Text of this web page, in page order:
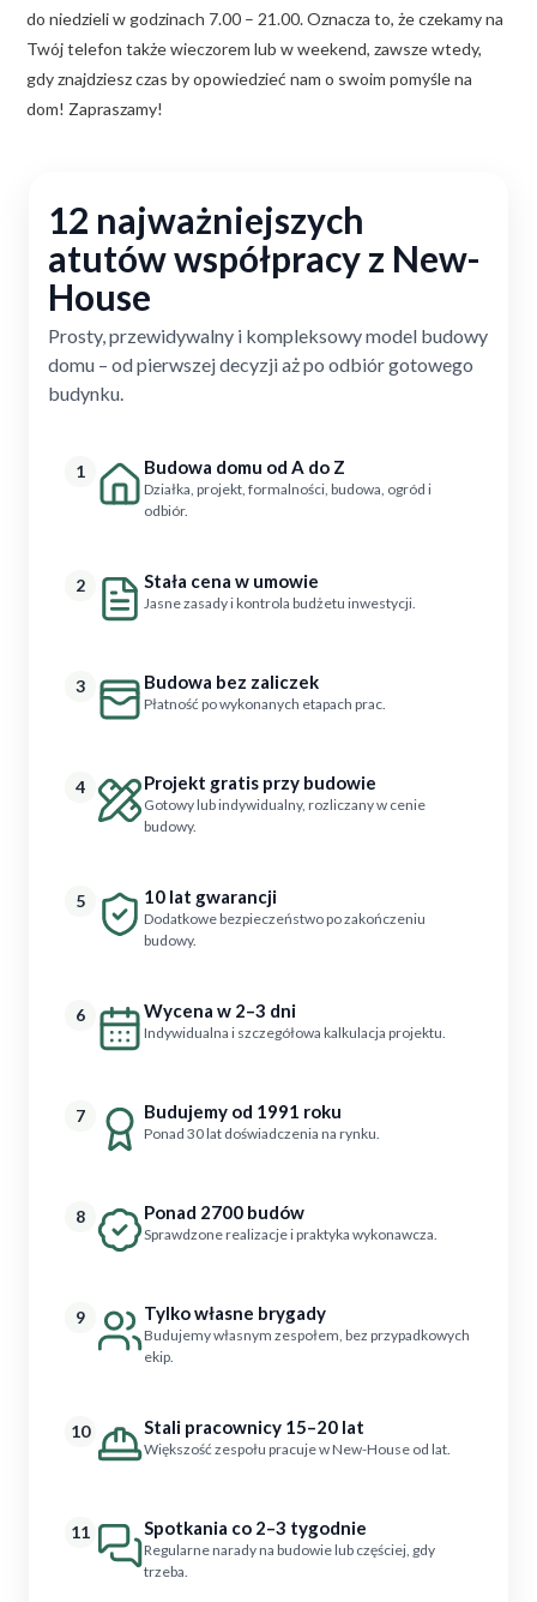
do niedzieli w godzinach 7.00 – 21.00. Oznacza to, że czekamy na
Twój telefon także wieczorem lub w weekend, zawsze wtedy,
gdy znajdziesz czas by opowiedzieć nam o swoim pomyśle na
dom! Zapraszamy!
12 najważniejszych
atutów współpracy z New-
House
Prosty, przewidywalny i kompleksowy model budowy
domu – od pierwszej decyzji aż po odbiór gotowego
budynku.
1 Budowa domu od A do Z
Działka, projekt, formalności, budowa, ogród i
odbiór.
2 Stała cena w umowie
Jasne zasady i kontrola budżetu inwestycji.
3 Budowa bez zaliczek
Płatność po wykonanych etapach prac.
4 Projekt gratis przy budowie
Gotowy lub indywidualny, rozliczany w cenie
budowy.
5 10 lat gwarancji
Dodatkowe bezpieczeństwo po zakończeniu
budowy.
6 Wycena w 2–3 dni
Indywidualna i szczegółowa kalkulacja projektu.
7 Budujemy od 1991 roku
Ponad 30 lat doświadczenia na rynku.
8 Ponad 2700 budów
Sprawdzone realizacje i praktyka wykonawcza.
9 Tylko własne brygady
Budujemy własnym zespołem, bez przypadkowych
ekip.
10 Stali pracownicy 15–20 lat
Większość zespołu pracuje w New-House od lat.
11 Spotkania co 2–3 tygodnie
Regularne narady na budowie lub częściej, gdy
trzeba.